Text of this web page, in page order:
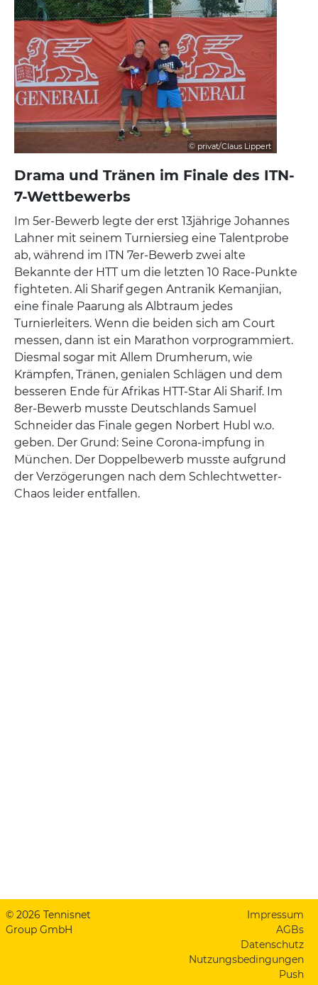
© privat/Claus Lippert
Drama und Tränen im Finale des ITN-
7-Wettbewerbs
Im 5er-Bewerb legte der erst 13jährige Johannes
Lahner mit seinem Turniersieg eine Talentprobe
ab, während im ITN 7er-Bewerb zwei alte
Bekannte der HTT um die letzten 10 Race-Punkte
fighteten. Ali Sharif gegen Antranik Kemanjian,
eine finale Paarung als Albtraum jedes
Turnierleiters. Wenn die beiden sich am Court
messen, dann ist ein Marathon vorprogrammiert.
Diesmal sogar mit Allem Drumherum, wie
Krämpfen, Tränen, genialen Schlägen und dem
besseren Ende für Afrikas HTT-Star Ali Sharif. Im
8er-Bewerb musste Deutschlands Samuel
Schneider das Finale gegen Norbert Hubl w.o.
geben. Der Grund: Seine Corona-impfung in
München. Der Doppelbewerb musste aufgrund
der Verzögerungen nach dem Schlechtwetter-
Chaos leider entfallen.
© 2026 Tennisnet
Group GmbH
Impressum
AGBs
Datenschutz
Nutzungsbedingungen
Push